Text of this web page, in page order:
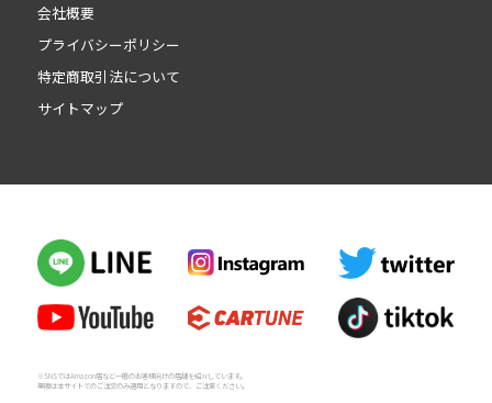
会社概要
プライバシーポリシー
特定商取引法について
サイトマップ
※SNSではAmazon店など一般のお客様向けの店舗を紹介しています。
業販は本サイトでのご注文のみ適用となりますので、ご注意ください。